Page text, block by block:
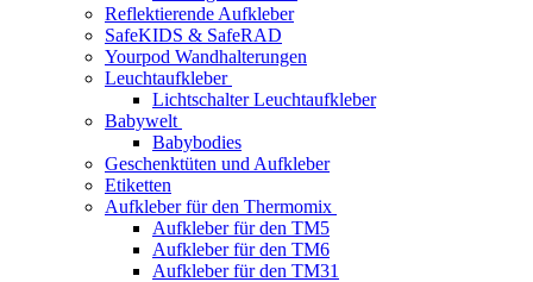
Reflektierende Aufkleber
SafeKIDS & SafeRAD
Yourpod Wandhalterungen
Leuchtaufkleber
Lichtschalter Leuchtaufkleber
Babywelt
Babybodies
Geschenktüten und Aufkleber
Etiketten
Aufkleber für den Thermomix
Aufkleber für den TM5
Aufkleber für den TM6
Aufkleber für den TM31